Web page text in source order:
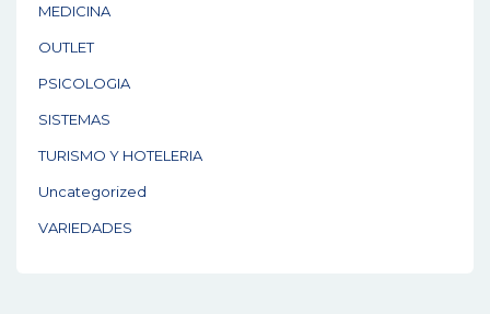
MEDICINA
OUTLET
PSICOLOGIA
SISTEMAS
TURISMO Y HOTELERIA
Uncategorized
VARIEDADES